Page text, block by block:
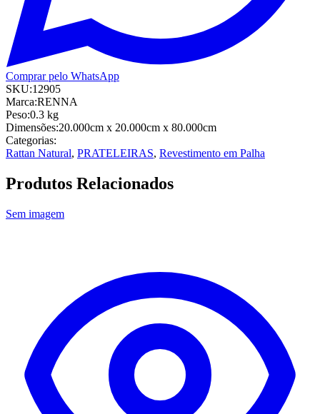
Comprar pelo WhatsApp
SKU:12905
Marca:RENNA
Peso:0.3 kg
Dimensões:20.000cm x 20.000cm x 80.000cm
Categorias:
Rattan Natural, PRATELEIRAS, Revestimento em Palha
Produtos Relacionados
Sem imagem